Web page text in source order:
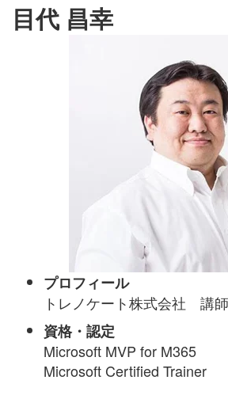
目代 昌幸
プロフィール
トレノケート株式会社 講師
資格・認定
Microsoft MVP for M365
Microsoft Certified Trainer